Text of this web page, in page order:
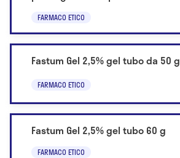
FARMACO ETICO
Fastum Gel 2,5% gel tubo da 50 g
FARMACO ETICO
Fastum Gel 2,5% gel tubo 60 g
FARMACO ETICO